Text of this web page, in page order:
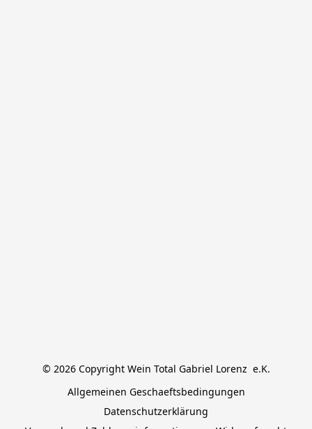
© 2026 Copyright Wein Total Gabriel Lorenz  e.K.
Allgemeinen Geschaeftsbedingungen
Datenschutzerklärung